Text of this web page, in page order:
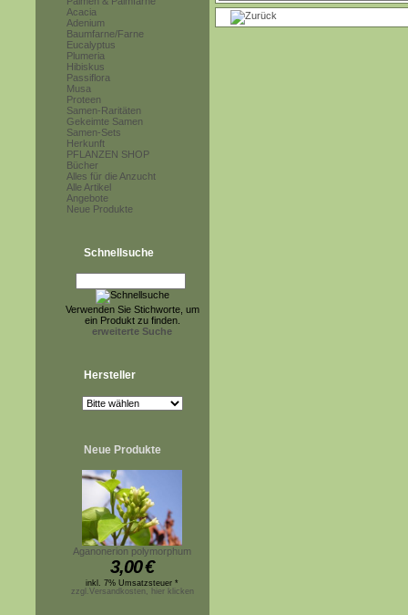
Acacia
Adenium
Baumfarne/Farne
Eucalyptus
Plumeria
Hibiskus
Passiflora
Musa
Proteen
Samen-Raritäten
Gekeimte Samen
Samen-Sets
Herkunft
PFLANZEN SHOP
Bücher
Alles für die Anzucht
Alle Artikel
Angebote
Neue Produkte
Schnellsuche
Verwenden Sie Stichworte, um
ein Produkt zu finden.
erweiterte Suche
Hersteller
Neue Produkte
Aganonerion polymorphum
3,00€
inkl. 7% Umsatzsteuer *
zzgl.Versandkosten, hier klicken